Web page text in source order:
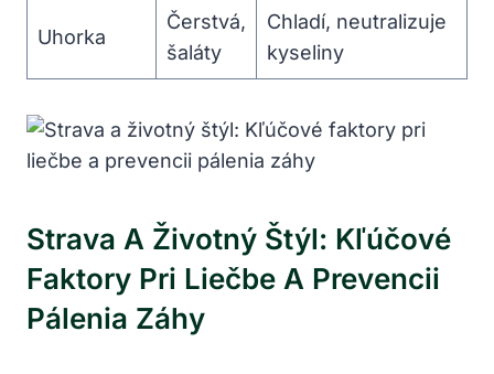
Uhorka
Čerstvá,
šaláty
Chladí, neutralizuje
kyseliny
Strava A Životný Štýl: Kľúčové
Faktory Pri Liečbe A Prevencii
Pálenia Záhy